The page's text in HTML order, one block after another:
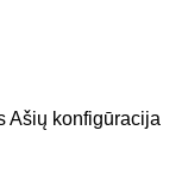
Ašių konfigūracija